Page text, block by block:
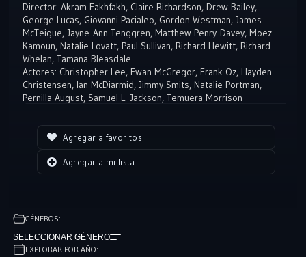
contra la Senadora Padmé Amidala, la ex Reina de Naboo, el
aprendiz Jedi de veinte años Anakin Skywalker es asignado para
protegerla. En el transcurso de su misión, Anakin descubre su amor
por Padmé y por su lado más oscuro. Pronto, Anakin, Padmé y Obi-
Wan Kenobi se sienten atraídos por el corazón del movimiento
separatista y el comienzo de las Guerras Clon.
Director: Akram Fakhfakh, Claire Richardson, Drew Bailey,
George Lucas, Giovanni Pacialeo, Gordon Westman, James
McTeigue, Jayne-Ann Tenggren, Matthew Penry-Davey, Moez
Kamoun, Natalie Lovatt, Paul Sullivan, Richard Hewitt, Richard
Whelan, Tamana Bleasdale
Actores: Christopher Lee, Ewan McGregor, Frank Oz, Hayden
Christensen, Ian McDiarmid, Jimmy Smits, Natalie Portman,
Pernilla August, Samuel L. Jackson, Temuera Morrison
Agregar a favoritos
Agregar a mi lista
GÉNEROS:
SELECCIONAR GÉNERO
EXPLORAR POR AÑO: